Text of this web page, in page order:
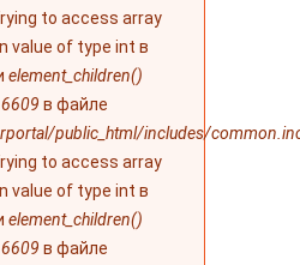
to access array
value of type int в
element_children()
6609 в файле
public_html/includes/
to access array
value of type int в
element_children()
6609 в файле